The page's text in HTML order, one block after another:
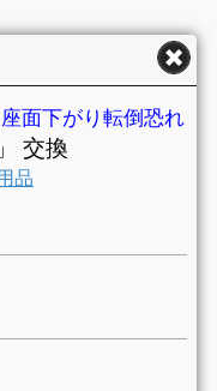
面下がり転倒恐れ
交換
品